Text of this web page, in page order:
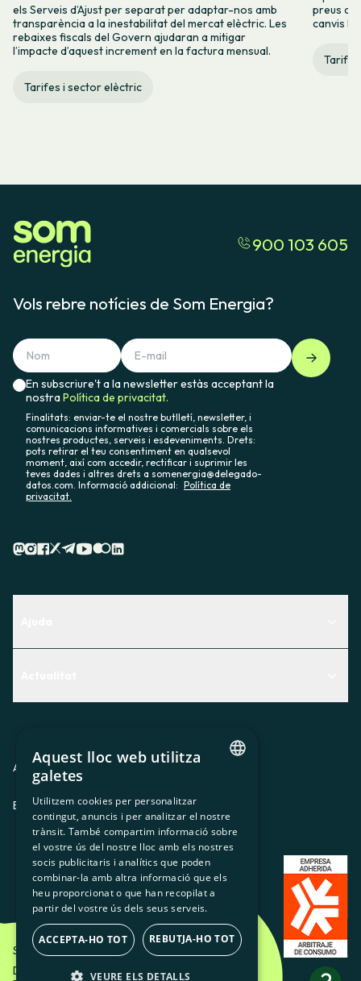
els Serveis d’Ajust per separat per adaptar-nos amb
transparència a la inestabilitat del mercat elèctric. Les
rebaixes fiscals del Govern ajudaran a mitigar
l’impacte d’aquest increment en la factura mensual.
Tarifes i sector elèctric
preus de
canvis hi
900 103 605
Vols rebre notícies de Som Energia?
En subscriure't a la newsletter estàs acceptant la
nostraPolítica de privacitat.
Finalitats: enviar-te el nostre butlletí, newsletter, i
comunicacions informatives i comercials sobre els
nostres productes, serveis i esdeveniments. Drets:
pots retirar el teu consentiment en qualsevol
moment, així com accedir, rectificar i suprimir les
teves dades i altres drets a somenergia@delegado-
datos.com. Informació addicional: Política de
privacitat.
Premsa
Treballa amb nosaltres
Avis legal Política de privacitatPolítica de cookies
ES CAGLEU
Som Energia SCCL - 2026
Disseny Creatiu d'Etéreo Design.
SPANISH
GL
BASQUE
Aquest lloc web utilitza
galetes
Utilitzem cookies per personalitzar
contingut, anuncis i per analitzar el nostre
trànsit. També compartim informació sobre
el vostre ús del nostre lloc amb els nostres
socis publicitaris i analítics que poden
combinar-la amb altra informació que els
heu proporcionat o que han recopilat a
partir del vostre ús dels seus serveis.
ACCEPTA-HO TOT REBUTJA-HO TOT
VEURE ELS DETALLS